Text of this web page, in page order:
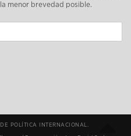
menor brevedad posible.
POLÍTICA INTERNACIONAL.